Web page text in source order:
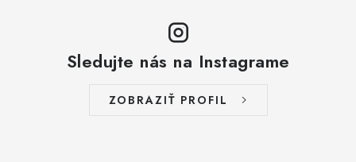
Sledujte nás na Instagrame
ZOBRAZIŤ PROFIL